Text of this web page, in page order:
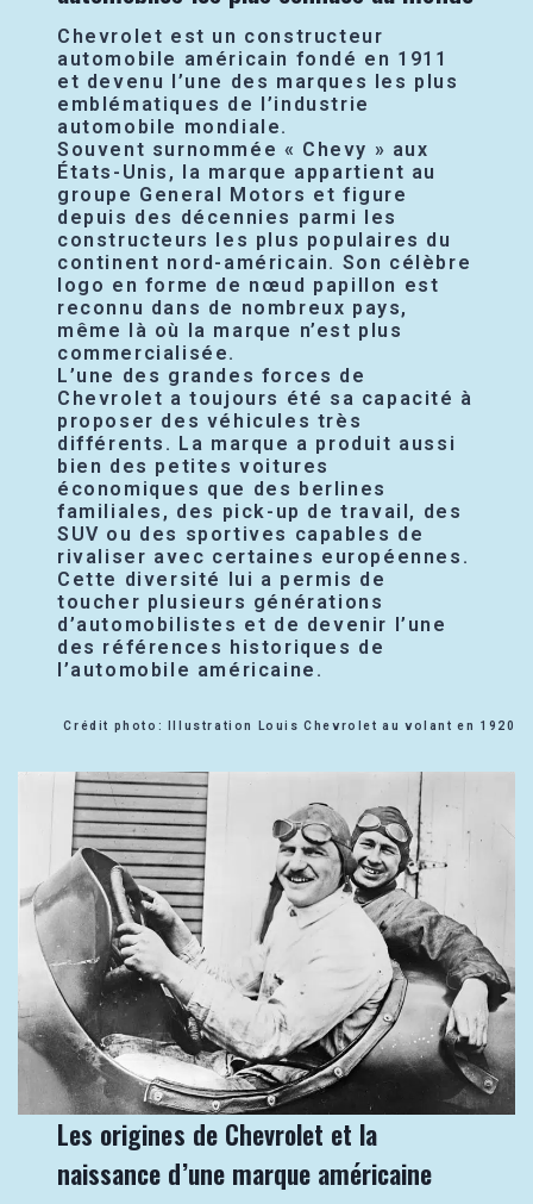
Chevrolet est un constructeur
automobile américain fondé en 1911
et devenu l’une des marques les plus
emblématiques de l’industrie
automobile mondiale.
Souvent surnommée « Chevy » aux
États-Unis, la marque appartient au
groupe General Motors et figure
depuis des décennies parmi les
constructeurs les plus populaires du
continent nord-américain. Son célèbre
logo en forme de nœud papillon est
reconnu dans de nombreux pays,
même là où la marque n’est plus
commercialisée.
L’une des grandes forces de
Chevrolet a toujours été sa capacité à
proposer des véhicules très
différents. La marque a produit aussi
bien des petites voitures
économiques que des berlines
familiales, des pick-up de travail, des
SUV ou des sportives capables de
rivaliser avec certaines européennes.
Cette diversité lui a permis de
toucher plusieurs générations
d’automobilistes et de devenir l’une
des références historiques de
l’automobile américaine.
Crédit photo: Illustration Louis Chevrolet au volant en 1920
Les origines de Chevrolet et la
naissance d’une marque américaine